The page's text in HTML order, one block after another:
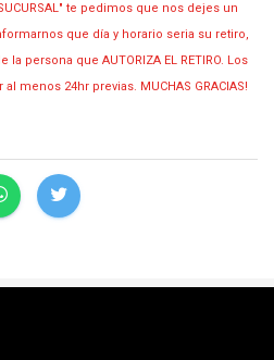
te pedimos que nos dejes un
que día y horario seria su retiro,
la persona que AUTORIZA EL RETIRO. Los
menos 24hr previas. MUCHAS GRACIAS!